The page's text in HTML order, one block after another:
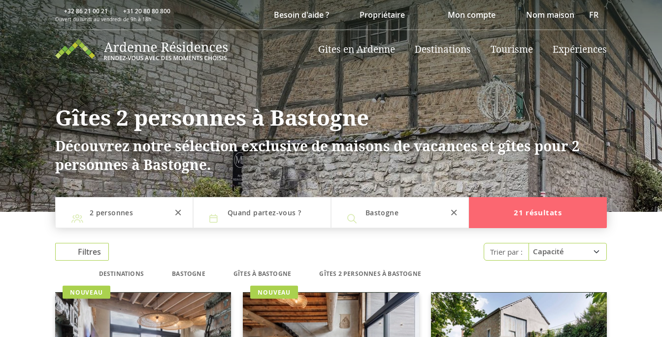
+32 86 21 00 21| +31 20 80 80 800
Ouvert du lundi au vendredi de 9h à 18h Besoin d'aide ? Propriétaire Mon compte Nom maison FR
Gites en Ardenne Destinations Tourisme Expériences
Gîtes 2 personnes à Bastogne
Découvrez notre sélection exclusive de maisons de vacances et gîtes pour 2
personnes à Bastogne.
2 personnes Quand partez-vous ? Bastogne 21 résultats
Filtres Trier par :
DESTINATIONS BASTOGNE GÎTES À BASTOGNE GÎTES 2 PERSONNES À BASTOGNE